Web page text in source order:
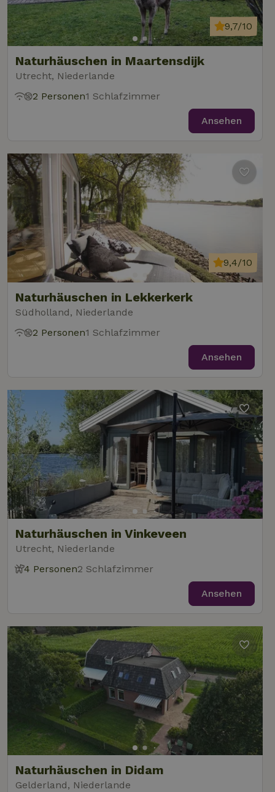
Naturhäuschen in Maartensdijk
Utrecht, Niederlande
9,7/10
2 Personen1 Schlafzimmer
Ansehen
Naturhäuschen in Lekkerkerk
Südholland, Niederlande
9,4/10
2 Personen1 Schlafzimmer
Ansehen
Naturhäuschen in Vinkeveen
Utrecht, Niederlande
4 Personen2 Schlafzimmer
Ansehen
Naturhäuschen in Didam
Gelderland, Niederlande